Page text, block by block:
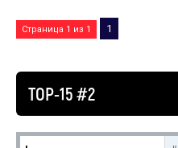
Страница 1 из 1 1
TOP-15 #2